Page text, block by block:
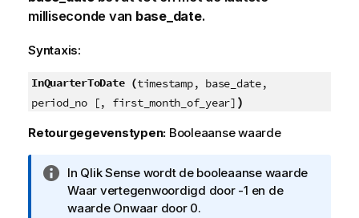
milliseconde van base_date.
Syntaxis:
InQuarterToDate (timestamp, base_date,
period_no [, first_month_of_year] )
Retourgegevenstypen: Booleaanse waarde
I
n
f
In Qlik Sensewordt de booleaanse waarde
Waar vertegenwoordigd door -1 en de
waarde Onwaar door 0.